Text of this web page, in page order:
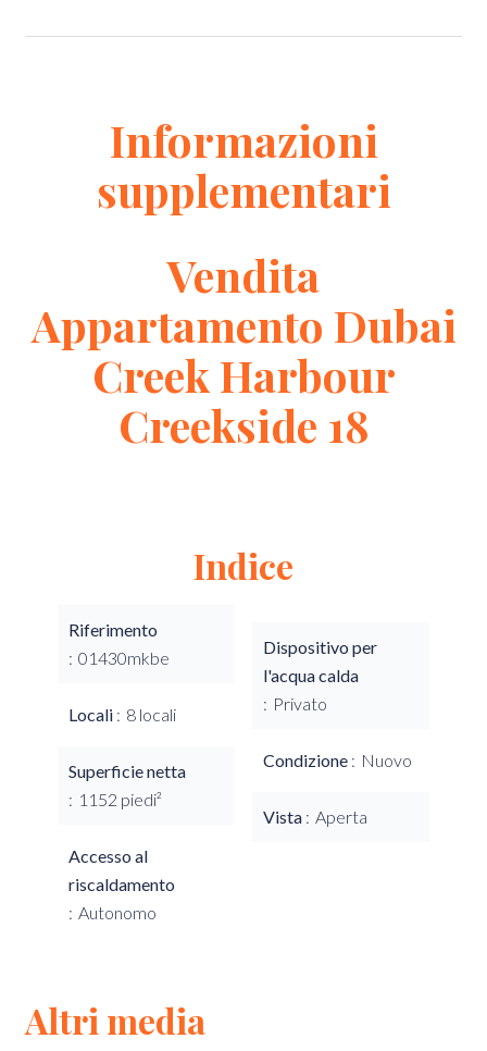
Informazioni
supplementari
Vendita
Appartamento Dubai
Creek Harbour
Creekside 18
Indice
Riferimento
01430mkbe
Locali 8 locali
Superficie netta
1152 piedi²
Accesso al
riscaldamento
Autonomo
Dispositivo per
l'acqua calda
Privato
Condizione Nuovo
Vista Aperta
Altri media